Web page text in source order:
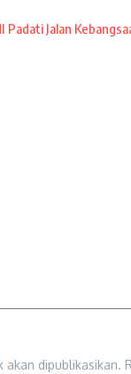
Padati Jalan
akan dipublikasikan.